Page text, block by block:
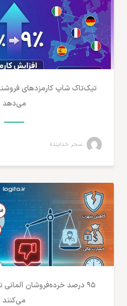
تیک‌تاک شاپ کارمزدهای
می‌دهد
سحر خدابنده
۹۵ درصد خرده‌فروشان آلمانی
می‌کنند